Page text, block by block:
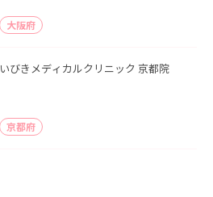
大阪府
いびきメディカルクリニック 京都院
京都府